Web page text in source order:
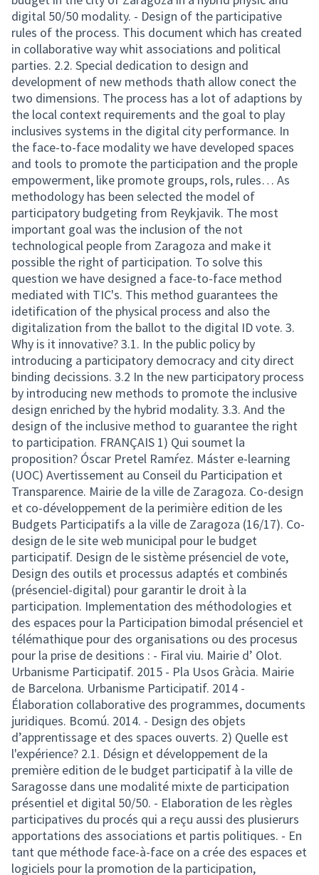
digital 50/50 modality. - Design of the participative
rules of the process. This document which has created
in collaborative way whit associations and political
parties. 2.2. Special dedication to design and
development of new methods thath allow conect the
two dimensions. The process has a lot of adaptions by
the local context requirements and the goal to play
inclusives systems in the digital city performance. In
the face-to-face modality we have developed spaces
and tools to promote the participation and the prople
empowerment, like promote groups, rols, rules… As
methodology has been selected the model of
participatory budgeting from Reykjavik. The most
important goal was the inclusion of the not
technological people from Zaragoza and make it
possible the right of participation. To solve this
question we have designed a face-to-face method
mediated with TIC's. This method guarantees the
idetification of the physical process and also the
digitalization from the ballot to the digital ID vote. 3.
Why is it innovative? 3.1. In the public policy by
introducing a participatory democracy and city direct
binding decissions. 3.2 In the new participatory process
by introducing new methods to promote the inclusive
design enriched by the hybrid modality. 3.3. And the
design of the inclusive method to guarantee the right
to participation. FRANÇAIS 1) Qui soumet la
proposition? Óscar Pretel Ramŕez. Máster e-learning
(UOC) Avertissement au Conseil du Participation et
Transparence. Mairie de la ville de Zaragoza. Co-design
et co-développement de la perimière edition de les
Budgets Participatifs a la ville de Zaragoza (16/17). Co-
design de le site web municipal pour le budget
participatif. Design de le sistème présenciel de vote,
Design des outils et processus adaptés et combinés
(présenciel-digital) pour garantir le droit à la
participation. Implementation des méthodologies et
des espaces pour la Participation bimodal présenciel et
télémathique pour des organisations ou des procesus
pour la prise de desitions : - Firal viu. Mairie d’ Olot.
Urbanisme Participatif. 2015 - Pla Usos Gràcia. Mairie
de Barcelona. Urbanisme Participatif. 2014 -
Élaboration collaborative des programmes, documents
juridiques. Bcomú. 2014. - Design des objets
d’apprentissage et des spaces ouverts. 2) Quelle est
l'expérience? 2.1. Désign et développement de la
première edition de le budget participatif à la ville de
Saragosse dans une modalité mixte de participation
présentiel et digital 50/50. - Elaboration de les règles
participatives du procés qui a reçu aussi des plusierurs
apportations des associations et partis politiques. - En
tant que méthode face-à-face on a crée des espaces et
logiciels pour la promotion de la participation,